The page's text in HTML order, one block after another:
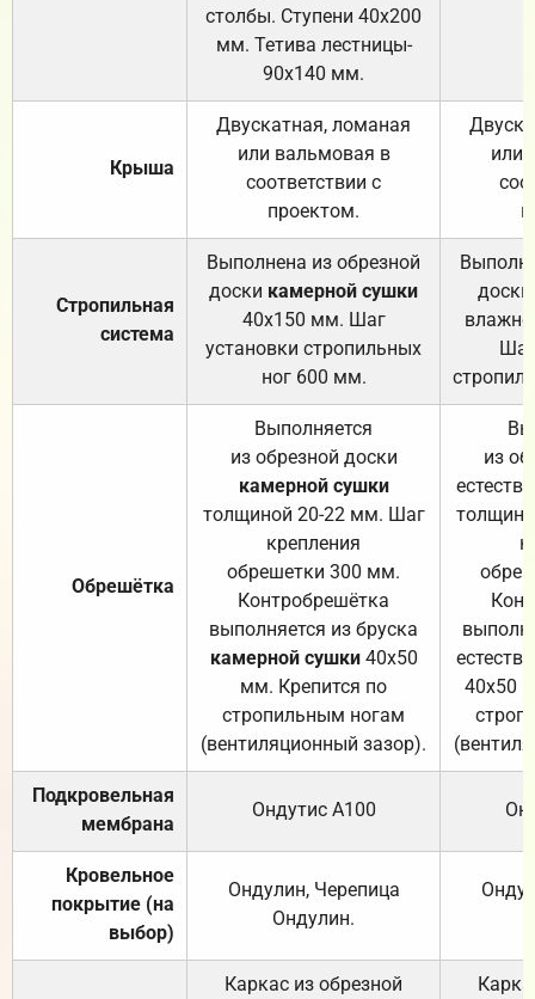
столбы. Ступени 40х200
мм. Тетива лестницы-
90х140 мм.
Крыша
Двускатная, ломаная
или вальмовая в
соответствии с
проектом.
или
Стропильная
система
Выполнена из обрезной
доски камерной сушки
40х150 мм. Шаг
установки стропильных
ног 600 мм.
доски
Обрешётка
Выполняется
из обрезной доски
камерной сушки
толщиной 20-22 мм. Шаг
крепления
обрешетки 300 мм.
Контробрешётка
выполняется из бруска
камерной сушки40х50
мм. Крепится по
стропильным ногам
(вентиляционный зазор).
из
40х50
Подкровельная
мембрана
Ондутис А100
Кровельное
покрытие (на
выбор)
Ондулин, Черепица
Ондулин.
Каркас из обрезной